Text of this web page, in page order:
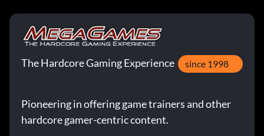
The Hardcore Gaming Experience since 1998
Pioneering in offering game trainers and other
hardcore gamer-centric content.